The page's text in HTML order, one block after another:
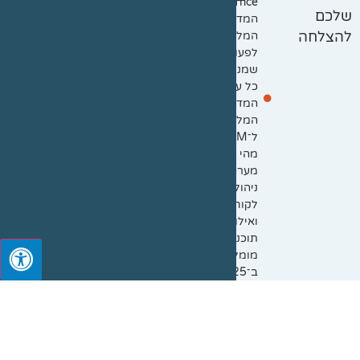
שלכם
להצלחה
המדריך
המלא
לפעולות
שמניעות
כל עסק
המדריך
המלא
מהי
מערכת
ניהול
לקוחות
ואילו
תוכנות
מומלצות
ב־2025